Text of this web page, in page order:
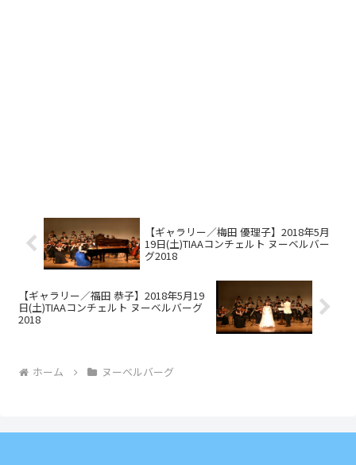
【ギャラリー／梅田 優理子】2018年5月
19日(土)TIAAコンチェルト ヌーベルバー
グ2018
【ギャラリー／福田 恭子】2018年5月19
日(土)TIAAコンチェルト ヌーベルバーグ
2018
ホーム ヌーベルバーグ